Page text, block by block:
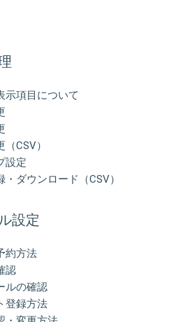
示項目について
CSV）
設定
・ダウンロード（CSV）
設定
約方法
認
ルの確認
登録方法